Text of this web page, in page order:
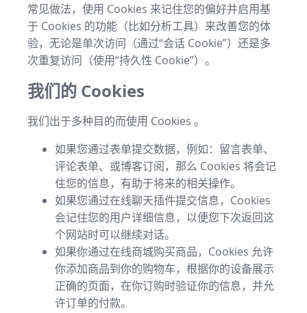
常见做法，使用 Cookies 来记住您的偏好并启用基
于 Cookies 的功能（比如分析工具）来改善您的体
验，无论是单次访问（通过“会话 Cookie”）还是多
次重复访问（使用“持久性 Cookie”）。
我们的 Cookies
我们出于多种目的而使用 Cookies 。
如果您通过表单提交数据，例如：留言表单、
评论表单、或博客订阅，那么 Cookies 将会记
住您的信息，有助于将来的相关操作。
如果您通过在线聊天插件提交信息，Cookies
会记住您的用户详细信息，以便您下次返回这
个网站时可以继续对话。
如果你通过在线商城购买商品，Cookies 允许
你添加商品到你的购物车，根据你的设备展示
正确的页面，在你订购时验证你的信息，并允
许订单的付款。